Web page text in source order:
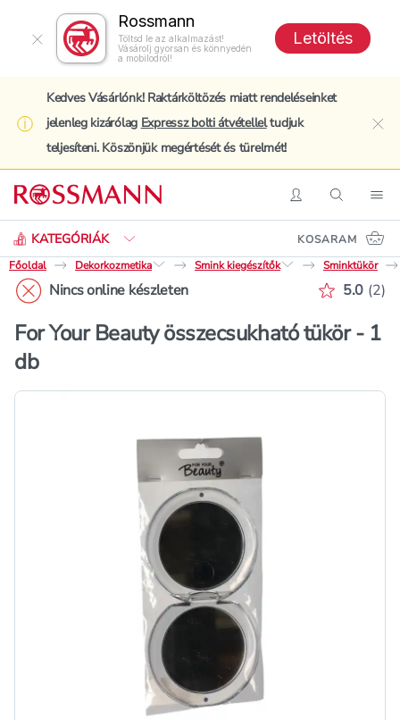
Rossmann
Töltsd le az alkalmazást!
Vásárolj gyorsan és könnyedén
a mobilodról!
Letöltés
Kedves Vásárlónk! Raktárköltözés miatt rendeléseinket
jelenleg kizárólag Expressz bolti átvételleltudjuk
teljesíteni. Köszönjük megértését és türelmét!
BelépésKeresés
KATEGÓRIÁK
Keresés
KOSARAM
Főoldal
Dekorkozmetika Smink kiegészítők Sminktükör
Nincs online készleten 5.0 (2)
For Your Beauty összecsukható tükör - 1
db